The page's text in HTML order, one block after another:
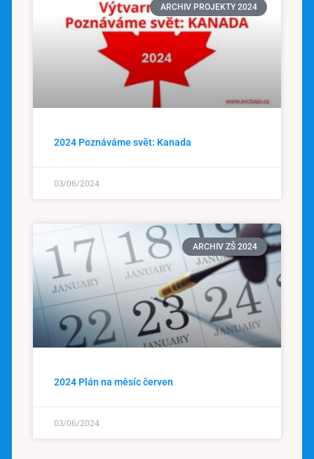
ARCHIV PROJEKTY 2024
2024 Poznáváme svět: Kanada
03/06/2024
ARCHIV ZŠ 2024
2024 Plán na měsíc červen
03/06/2024